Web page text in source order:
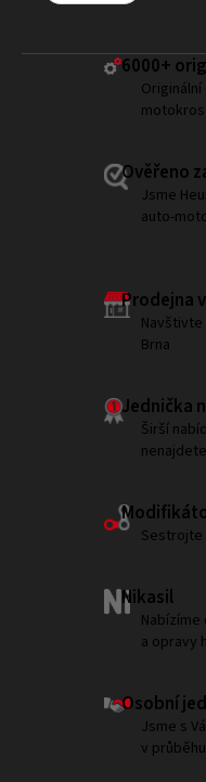
6000+
Ověřeno
Jsme
auto-
Prodejna
Brna
Jednička
Širší
nenajdete
Sestrojte
Nikasil
a opravy
Osobní
Jsme s
v